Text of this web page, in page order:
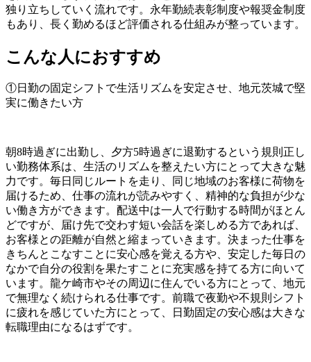
独り立ちしていく流れです。永年勤続表彰制度や報奨金制度
もあり、長く勤めるほど評価される仕組みが整っています。
こんな人におすすめ
①日勤の固定シフトで生活リズムを安定させ、地元茨城で堅
実に働きたい方
朝8時過ぎに出勤し、夕方5時過ぎに退勤するという規則正し
い勤務体系は、生活のリズムを整えたい方にとって大きな魅
力です。毎日同じルートを走り、同じ地域のお客様に荷物を
届けるため、仕事の流れが読みやすく、精神的な負担が少な
い働き方ができます。配送中は一人で行動する時間がほとん
どですが、届け先で交わす短い会話を楽しめる方であれば、
お客様との距離が自然と縮まっていきます。決まった仕事を
きちんとこなすことに安心感を覚える方や、安定した毎日の
なかで自分の役割を果たすことに充実感を持てる方に向いて
います。龍ケ崎市やその周辺に住んでいる方にとって、地元
で無理なく続けられる仕事です。前職で夜勤や不規則シフト
に疲れを感じていた方にとって、日勤固定の安心感は大きな
転職理由になるはずです。